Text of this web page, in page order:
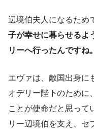
辺境伯夫人になるため
子が幸せに暮らせるよ
リーへ行ったんですね。
エヴァは、敵国出身に
オデリー陛下のために
ことが使命だと思って
リー辺境伯を支え、セ